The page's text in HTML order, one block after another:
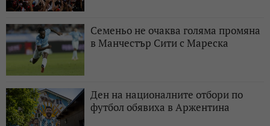
Семеньо не очаква голяма промяна
в Манчестър Сити с Мареска
Ден на националните отбори по
футбол обявиха в Аржентина